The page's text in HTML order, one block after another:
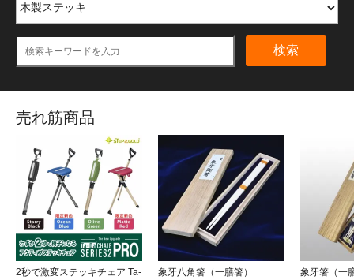
検索
売れ筋商品
2秒で激変ステッキチェア Ta-
象牙八角箸（一膳箸）
象牙箸（一